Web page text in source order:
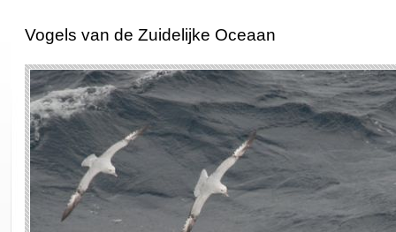
Vogels van de Zuidelijke Oceaan